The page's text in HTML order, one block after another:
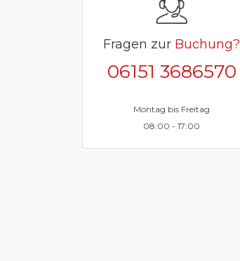
Fragen zur Buchung?
06151 3686570
Montag bis Freitag
08:00 - 17:00